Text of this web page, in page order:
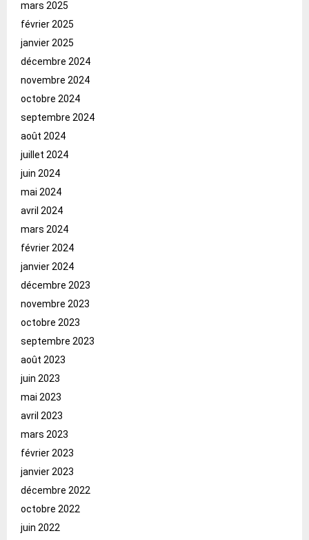
mars 2025
février 2025
janvier 2025
décembre 2024
novembre 2024
octobre 2024
septembre 2024
août 2024
juillet 2024
juin 2024
mai 2024
avril 2024
mars 2024
février 2024
janvier 2024
décembre 2023
novembre 2023
octobre 2023
septembre 2023
août 2023
juin 2023
mai 2023
avril 2023
mars 2023
février 2023
janvier 2023
décembre 2022
octobre 2022
juin 2022